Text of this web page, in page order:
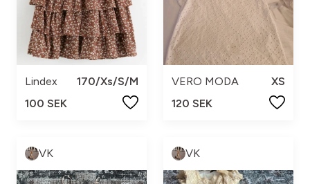
Lindex
170/Xs/S/M
100 SEK
VERO MODA
XS
120 SEK
VK VK